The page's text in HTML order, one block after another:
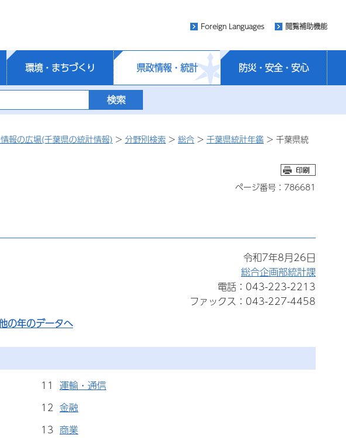
Foreign Languages 閲覧補助機能
環境・まちづくり 県政情報・統計 防災・安全・安心
報の広場(千葉県の統計情報) > 分野別検索 > 総合 > 千葉県統計年鑑 > 千葉県統
ページ番号：786681
令和7年8月26日
総合企画部統計課
電話：043-223-2213
ファックス：043-227-4458
の年のデータへ
11運輸・通信
12金融
13商業